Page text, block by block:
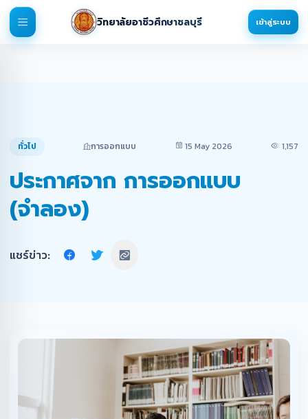
วิทยาลัยอาชีวศึกษาชลบุรี เข้าสู่ระบบ
ทั่วไป การออกแบบ 15 May 2026 1,157
ประกาศจาก การออกแบบ
(จำลอง)
แชร์ข่าว: